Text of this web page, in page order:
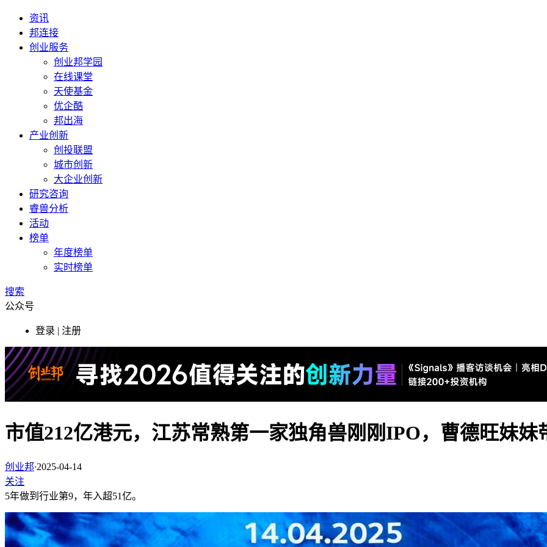
资讯
邦连接
创业服务
创业邦学园
在线课堂
天使基金
优企酷
邦出海
产业创新
创投联盟
城市创新
大企业创新
研究咨询
睿兽分析
活动
榜单
年度榜单
实时榜单
搜索
公众号
登录 | 注册
市值212亿港元，江苏常熟第一家独角兽刚刚IPO，曹德旺妹妹
创业邦·2025-04-14
关注
5年做到行业第9，年入超51亿。